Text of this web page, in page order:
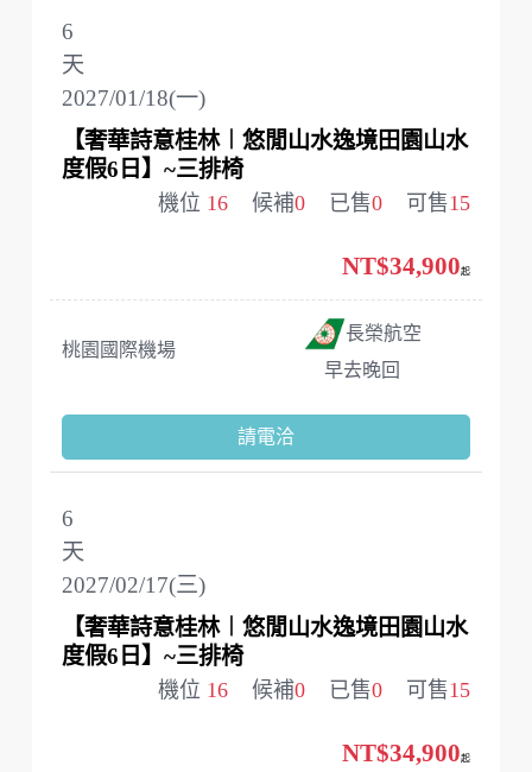
2027/01/18(一)
6
天
【奢華詩意桂林︱悠閒山水逸境田園山水
度假6日】~三排椅
機位 16 候補0 已售0 可售15
桃園國際機場
長榮航空
早去晚回
NT$34,900起
請電洽
2027/02/17(三)
6
天
【奢華詩意桂林︱悠閒山水逸境田園山水
度假6日】~三排椅
機位 16 候補0 已售0 可售15
NT$34,900起